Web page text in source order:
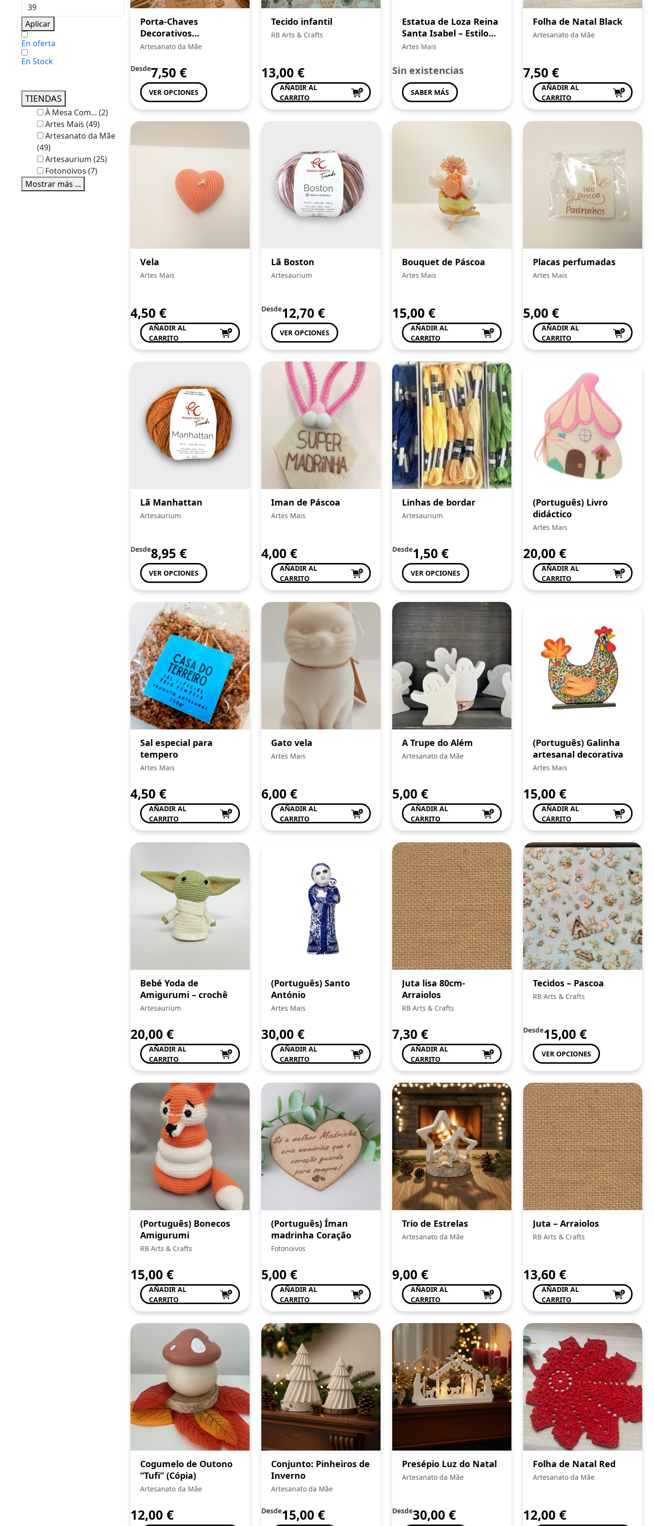
Aplicar
En oferta
En Stock
TIENDAS
À Mesa Com... (2)
Artes Mais (49)
Artesanato da Mãe
(49)
Artesaurium (25)
Fotonoivos (7)
Mostrar más ...
Porta-Chaves
Decorativos
Artesanais
Artesanato da Mãe
Desde7,50€
VER OPCIONES
Tecido infantil
RB Arts & Crafts
13,00€
AÑADIR AL
CARRITO
Estatua de Loza Reina
Santa Isabel – Estilo
Coimbra
Artes Mais
Sin existencias
SABER MÁS
Folha de Natal Black
Artesanato da Mãe
7,50€
AÑADIR AL
CARRITO
Vela
Artes Mais
4,50€
AÑADIR AL
CARRITO
Lã Boston
Artesaurium
Desde12,70€
VER OPCIONES
Bouquet de Páscoa
Artes Mais
15,00€
AÑADIR AL
CARRITO
Placas perfumadas
Artes Mais
5,00€
AÑADIR AL
CARRITO
Lã Manhattan
Artesaurium
Desde8,95€
VER OPCIONES
Iman de Páscoa
Artes Mais
4,00€
AÑADIR AL
CARRITO
Linhas de bordar
Artesaurium
Desde1,50€
VER OPCIONES
(Português) Livro
didáctico
Artes Mais
20,00€
AÑADIR AL
CARRITO
Sal especial para
tempero
Artes Mais
4,50€
AÑADIR AL
CARRITO
Gato vela
Artes Mais
6,00€
AÑADIR AL
CARRITO
A Trupe do Além
Artesanato da Mãe
5,00€
AÑADIR AL
CARRITO
(Português) Galinha
artesanal decorativa
Artes Mais
15,00€
AÑADIR AL
CARRITO
Bebé Yoda de
Amigurumi – crochê
Artesaurium
20,00€
AÑADIR AL
CARRITO
(Português) Santo
António
Artes Mais
30,00€
AÑADIR AL
CARRITO
Juta lisa 80cm-
Arraiolos
RB Arts & Crafts
7,30€
AÑADIR AL
CARRITO
Tecidos – Pascoa
RB Arts & Crafts
Desde15,00€
VER OPCIONES
(Português) Bonecos
Amigurumi
RB Arts & Crafts
15,00€
AÑADIR AL
CARRITO
(Português) Íman
madrinha Coração
Fotonoivos
5,00€
AÑADIR AL
CARRITO
Trio de Estrelas
Artesanato da Mãe
9,00€
AÑADIR AL
CARRITO
Juta – Arraiolos
RB Arts & Crafts
13,60€
AÑADIR AL
CARRITO
Cogumelo de Outono
“Tufi” (Cópia)
Artesanato da Mãe
12,00€
Conjunto: Pinheiros de
Inverno
Artesanato da Mãe
Desde15,00€
Presépio Luz do Natal
Artesanato da Mãe
Desde30,00€
Folha de Natal Red
Artesanato da Mãe
12,00€